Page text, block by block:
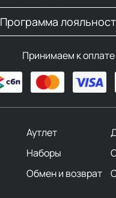
Программа
Принимаем к оплате
Аутлет
Наборы
Обмен и возврат